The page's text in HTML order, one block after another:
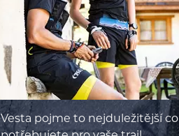
Vesta pojme to nejduležitější co